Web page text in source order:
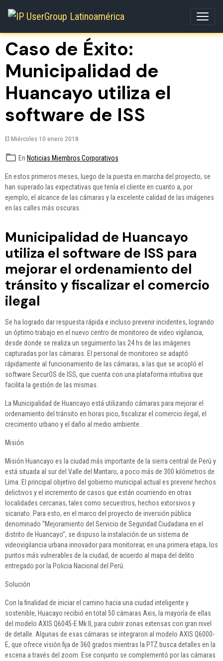
Caso de Éxito:
Municipalidad de
Huancayo utiliza el
software de ISS
El Miércoles 10 enero 2018
En Noticias Miembros Corporativos
En estos primeros meses, luego de la puesta en marcha del proyecto, se
han superado las expectativas que tenía el cliente en cuanto a, por
ejemplo, el alcance de las cámaras y la excelente calidad de las imágenes
en las calles más oscuras.
Municipalidad de Huancayo
utiliza el software de ISS para
mejorar el ordenamiento del
tránsito y fiscalizar el comercio
ilegal
Se ha logrado dar respuesta rápida e incluso prevenir incidentes, logrando
un óptimo trabajo en el nuevo centro de monitoreo de video vigilancia,
desde donde se realiza un seguimiento las 24 hs de las imágenes
capturadas por las cámaras. El personal de monitoreo se adaptó
rápidamente al funcionamiento de las cámaras, a las que se acopló el
software SecurOS de ISS, que cuenta con una plataforma intuitiva que
facilita la gestión de las mismas.
La Municipalidad de Huancayo está utilizando cámaras para mejorar el
ordenamiento del tránsito en horas pico, fiscalizar el comercio ilegal, el
crecimento urbano y el daño al medio ambiente.
Misión
Misión Huancayo es la ciudad más importante de la sierra central de Perú y
está situada al sur del Valle del Mantaro, a poco más de 300 kilómetros de
Lima. El principal objetivo del gobierno municipal actual es prevenir hechos
delictivos y el incremento de casos que están ocurriendo en otras
localidades cercanas, tales como secuestros, hechos extorsivos y
sicariato. Para esto, en el marco del proyecto de inversión pública
denominado “Mejoramiento del Servicio de Seguridad Ciudadana en el
distrito de Huancayo”, se dispuso la instalación de un sistema de
videovigilancia urbana innovador para monitorear, en una primera etapa, los
puntos más vulnerables de la ciudad, de acuerdo al mapa del delito
entregado por la Policia Nacional del Perú.
Solución
Con la finalidad de iniciar el camino hacia una ciudad inteligente y
sostenible, Huacayo recibió en total 50 cámaras Axis, la mayoría de ellas
del modelo AXIS Q6045-E Mk II, para cubrir zonas extensas con gran nivel
de detalle. Algunas de esas cámaras se integraron al modelo AXIS Q6000-
E, que ofrece visión fija de 360 grados mientras la PTZ busca detalles en la
escena a través del zoom. Ese conjunto se complementó por las cámaras